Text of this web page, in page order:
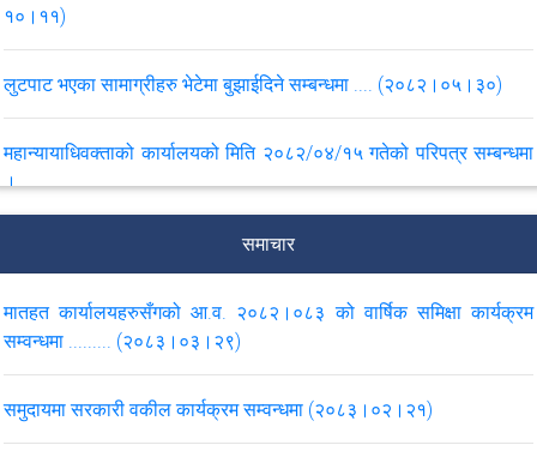
१०।११)
लुटपाट भएका सामाग्रीहरु भेटेमा बुझाईदिने सम्बन्धमा .... (२०८२।०५।३०)
महान्यायाधिवक्ताको कार्यालयको मिति २०८२/०४/१५ गतेको परिपत्र सम्बन्धमा
।
महान्यायाधिवक्ताको कार्यालयबाट उच्च सरकारी वकील कार्यालयको लागि
स्वीकृत वार्षिक कार्ययोजना (आ.व. ०८१।०८२)
महान्यायाधिवक्ताको कार्यालयबाट उच्च सरकारी वकील कार्यालयको लागि
स्वीकृत वार्षिक कार्ययोजना (आ.व. ०८२।०८३)
स्वीकृत वार्षिक कार्ययोजना आ.व. २०८२।०८३ 'मातहत जि.स.व.का. (रुपन्देही,
समाचार
मातहत कार्यालयहरुसँगको आ.व. २०८२।०८३ को वार्षिक समिक्षा कार्यक्रम
सम्वन्धमा ......... (२०८३।०३।२९)
समुदायमा सरकारी वकील कार्यक्रम सम्वन्धमा (२०८३।०२।२१)